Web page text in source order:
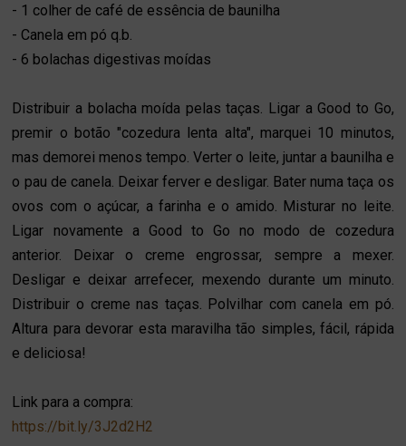
- 1 colher de café de essência de baunilha
- Canela em pó q.b.
- 6 bolachas digestivas moídas
Distribuir a bolacha moída pelas taças. Ligar a Good to Go,
premir o botão "cozedura lenta alta", marquei 10 minutos,
mas demorei menos tempo. Verter o leite, juntar a baunilha e
o pau de canela. Deixar ferver e desligar. Bater numa taça os
ovos com o açúcar, a farinha e o amido. Misturar no leite.
Ligar novamente a Good to Go no modo de cozedura
anterior. Deixar o creme engrossar, sempre a mexer.
Desligar e deixar arrefecer, mexendo durante um minuto.
Distribuir o creme nas taças. Polvilhar com canela em pó.
Altura para devorar esta maravilha tão simples, fácil, rápida
e deliciosa!
Link para a compra:
https://bit.ly/3J2d2H2